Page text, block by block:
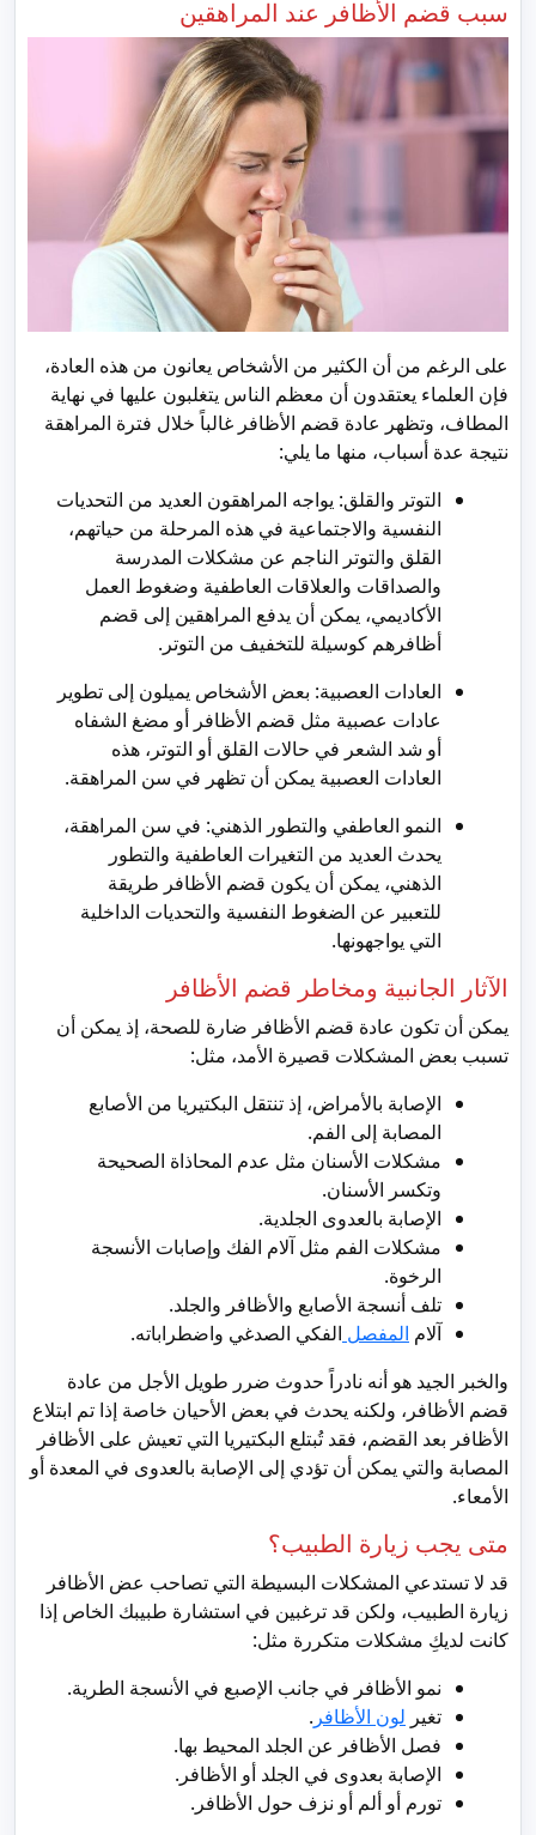
سبب قضم الأظافر عند المراهقين
على الرغم من أن الكثير من الأشخاص يعانون من هذه العادة،
فإن العلماء يعتقدون أن معظم الناس يتغلبون عليها في نهاية
المطاف، وتظهر عادة قضم الأظافر غالباً خلال فترة المراهقة
نتيجة عدة أسباب، منها ما يلي:
التوتر والقلق: يواجه المراهقون العديد من التحديات
النفسية والاجتماعية في هذه المرحلة من حياتهم،
القلق والتوتر الناجم عن مشكلات المدرسة
والصداقات والعلاقات العاطفية وضغوط العمل
الأكاديمي، يمكن أن يدفع المراهقين إلى قضم
أظافرهم كوسيلة للتخفيف من التوتر.
العادات العصبية: بعض الأشخاص يميلون إلى تطوير
عادات عصبية مثل قضم الأظافر أو مضغ الشفاه
أو شد الشعر في حالات القلق أو التوتر، هذه
العادات العصبية يمكن أن تظهر في سن المراهقة.
النمو العاطفي والتطور الذهني: في سن المراهقة،
يحدث العديد من التغيرات العاطفية والتطور
الذهني، يمكن أن يكون قضم الأظافر طريقة
للتعبير عن الضغوط النفسية والتحديات الداخلية
التي يواجهونها.
الآثار الجانبية ومخاطر قضم الأظافر
يمكن أن تكون عادة قضم الأظافر ضارة للصحة، إذ يمكن أن
تسبب بعض المشكلات قصيرة الأمد، مثل:
الإصابة بالأمراض، إذ تنتقل البكتيريا من الأصابع
المصابة إلى الفم.
مشكلات الأسنان مثل عدم المحاذاة الصحيحة
وتكسر الأسنان.
الإصابة بالعدوى الجلدية.
مشكلات الفم مثل آلام الفك وإصابات الأنسجة
الرخوة.
تلف أنسجة الأصابع والأظافر والجلد.
آلام المفصل الفكي الصدغي واضطراباته.
والخبر الجيد هو أنه نادراً حدوث ضرر طويل الأجل من عادة
قضم الأظافر، ولكنه يحدث في بعض الأحيان خاصة إذا تم ابتلاع
الأظافر بعد القضم، فقد تُبتلع البكتيريا التي تعيش على الأظافر
المصابة والتي يمكن أن تؤدي إلى الإصابة بالعدوى في المعدة أو
الأمعاء.
متى يجب زيارة الطبيب؟
قد لا تستدعي المشكلات البسيطة التي تصاحب عض الأظافر
زيارة الطبيب، ولكن قد ترغبين في استشارة طبيبك الخاص إذا
كانت لديكِ مشكلات متكررة مثل:
نمو الأظافر في جانب الإصبع في الأنسجة الطرية.
تغير لون الأظافر .
فصل الأظافر عن الجلد المحيط بها.
الإصابة بعدوى في الجلد أو الأظافر.
تورم أو ألم أو نزف حول الأظافر.